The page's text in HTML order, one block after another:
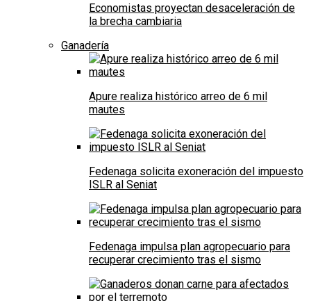
Economistas proyectan desaceleración de
la brecha cambiaria
Ganadería
Apure realiza histórico arreo de 6 mil
mautes
Fedenaga solicita exoneración del impuesto
ISLR al Seniat
Fedenaga impulsa plan agropecuario para
recuperar crecimiento tras el sismo